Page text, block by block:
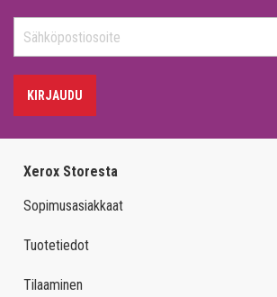
KIRJAUDU
Xerox Storesta
Sopimusasiakkaat
Tuotetiedot
Tilaaminen